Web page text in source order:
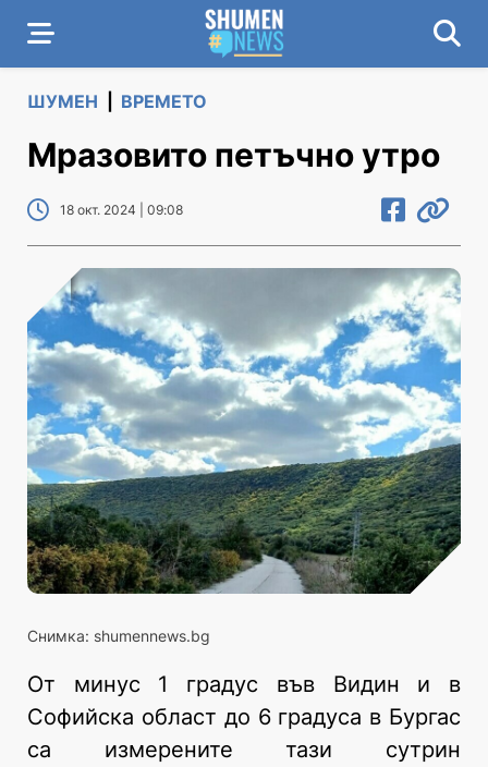
ШУМЕН ВРЕМЕТО
Мразовито петъчно утро
18 окт. 2024 | 09:08
Снимка: shumennews.bg
От минус 1 градус във Видин и в
Софийска област до 6 градуса в Бургас
са измерените тази сутрин